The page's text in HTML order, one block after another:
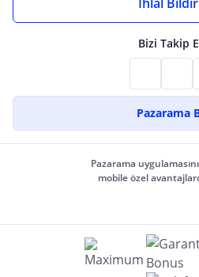
Bizi Takip
Pazarama
Pazarama
mobile özel